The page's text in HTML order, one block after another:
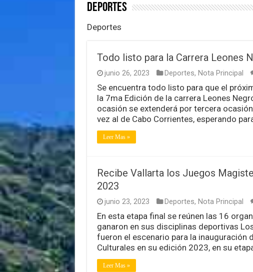
Deportes
Deportes
Todo listo para la Carrera Leones
junio 26, 2023 Deportes, Nota Principal
Se encuentra todo listo para que el
la 7ma Edición de la carrera Leones
ocasión se extenderá por tercera
vez al de Cabo Corrientes, esperando
Leer Mas »
Recibe Vallarta los Juegos
2023
junio 23, 2023 Deportes, Nota Principal
En esta etapa final se reúnen las 16
ganaron en sus disciplinas deportivas
fueron el escenario para la
Culturales en su edición 2023, en su
Leer Mas »